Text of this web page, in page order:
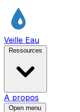
Veille Eau
Ressources
A propos
Open menu